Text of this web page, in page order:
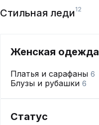
Стильная леди12
Женская одежда
Платья и сарафаны 6
Блузы и рубашки 6
Статус